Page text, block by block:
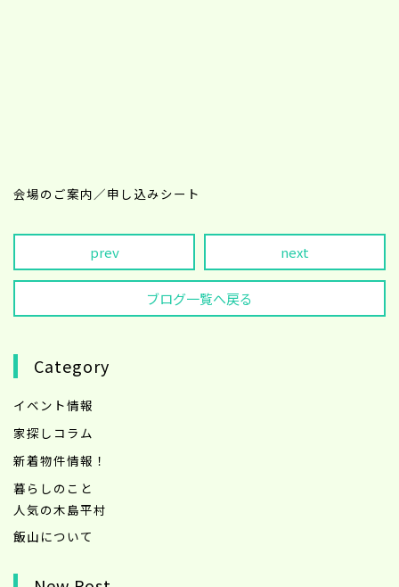
会場のご案内／申し込みシート
prev
ブログ一覧へ戻る
next
Category
イベント情報
家探しコラム
新着物件情報！
暮らしのこと
人気の木島平村
飯山について